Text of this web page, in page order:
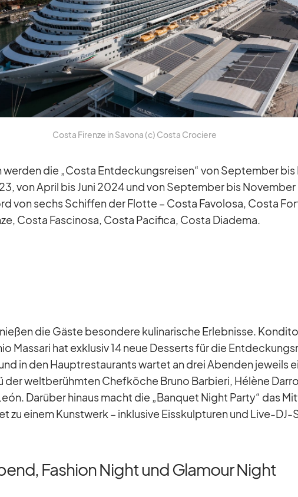
Costa Firenze in Sa­vona (c) Costa Cro­ciere
die „Costa Ent­de­ckungs­rei­sen“ von Sep­tem­ber
von April bis Juni 2024 und von Sep­tem­ber bis No­vem­ber
von sechs Schif­fen der Flotte – Costa Fa­vo­losa, Costa
Costa Fa­sci­nosa, Costa Pa­ci­fica, Costa Dia­dema.
die Gäste be­son­dere ku­li­na­ri­sche Er­leb­nisse.
Mas­sari hat ex­klu­siv 14 neue Des­serts für die
in den Haupt­re­stau­rants war­tet an drei Aben­den je­weils
der welt­be­rühm­ten Chef­kö­che Bruno Bar­bieri, Hé­lène
Dar­über hin­aus macht die „Ban­quet Night Party“ das
zu ei­nem Kunst­werk – in­klu­sive Eis­skulp­tu­ren und Live-DJ-
Fashion Night und Glamour Night